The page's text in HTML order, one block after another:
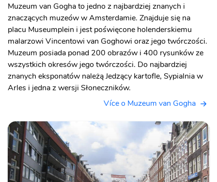
Muzeum van Gogha to jedno z najbardziej znanych i
znaczących muzeów w Amsterdamie. Znajduje się na
placu Museumplein i jest poświęcone holenderskiemu
malarzowi Vincentowi van Goghowi oraz jego twórczości.
Muzeum posiada ponad 200 obrazów i 400 rysunków ze
wszystkich okresów jego twórczości. Do najbardziej
znanych eksponatów należą Jedzący kartofle, Sypialnia w
Arles i jedna z wersji Słoneczników.
Více o Muzeum van Gogha